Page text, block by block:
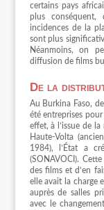
certains pays
plus
incidences de la
sont plus
Néanmoins, on
diffusion de films
De la
Au Burkina Faso,
été entreprises
effet, à l’issue de
Haute-Volta
1984), l’État a
(SONAVOCI).
des films et d’en
elle avait la charge
auprès de salles
avec le